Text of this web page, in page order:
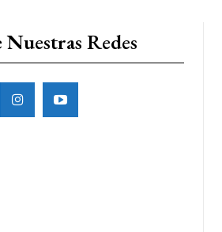
Nuestras Redes